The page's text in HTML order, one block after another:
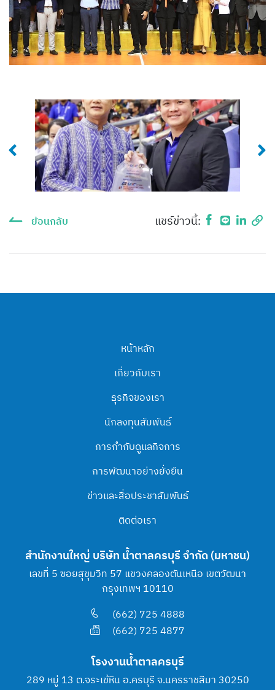
ย้อนกลับ แชร์ข่าวนี้:
สำนักงานใหญ่ บริษัท น้ำตาลครบุรี จำกัด (มหาชน)
เลขที่ 5 ซอยสุขุมวิท 57 แขวงคลองตันเหนือ เขตวัฒนา
กรุงเทพฯ 10110
(662) 725 4888
(662) 725 4877
โรงงานน้ำตาลครบุรี
289 หมู่ 13 ต.จระเข้หิน อ.ครบุรี จ.นครราชสีมา 30250
หน้าหลัก
เกี่ยวกับเรา
ธุรกิจของเรา
นักลงทุนสัมพันธ์
การกำกับดูแลกิจการ
การพัฒนาอย่างยั่งยืน
ข่าวและสื่อประชาสัมพันธ์
ติดต่อเรา